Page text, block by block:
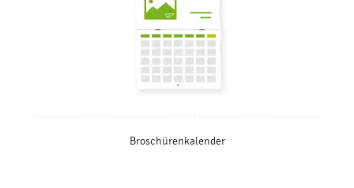
Broschürenkalender